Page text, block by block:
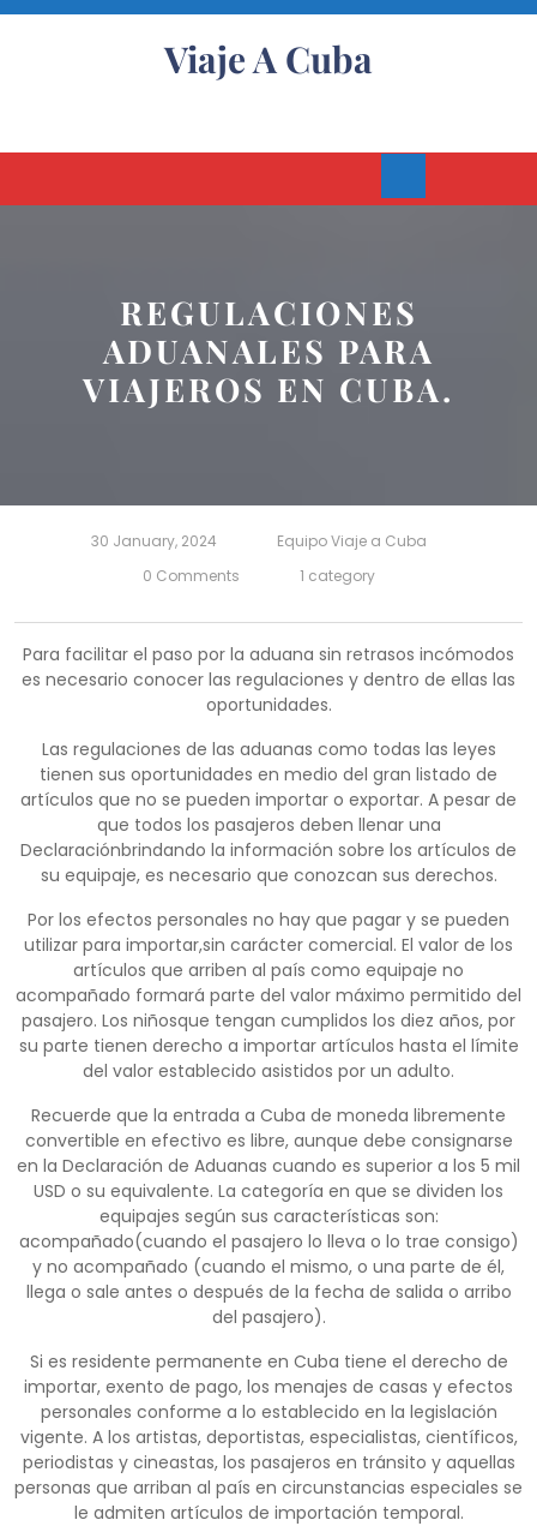
Skip
Viaje A Cuba
Open
REGULACIONES
ADUANALES PARA
VIAJEROS EN CUBA.
30 January, 2024
Equipo Viaje a Cuba
0 Comments
1 category
Para facilitar el paso por la aduana sin retrasos incómodos
es necesario conocer las regulaciones y dentro de ellas las
oportunidades.
Las regulaciones de las aduanas como todas las leyes
tienen sus oportunidades en medio del gran listado de
artículos que no se pueden importar o exportar. A pesar de
que todos los pasajeros deben llenar una
Declaraciónbrindando la información sobre los artículos de
su equipaje, es necesario que conozcan sus derechos.
Por los efectos personales no hay que pagar y se pueden
utilizar para importar,sin carácter comercial. El valor de los
artículos que arriben al país como equipaje no
acompañado formará parte del valor máximo permitido del
pasajero. Los niñosque tengan cumplidos los diez años, por
su parte tienen derecho a importar artículos hasta el límite
del valor establecido asistidos por un adulto.
Recuerde que la entrada a Cuba de moneda libremente
convertible en efectivo es libre, aunque debe consignarse
en la Declaración de Aduanas cuando es superior a los 5 mil
USD o su equivalente. La categoría en que se dividen los
equipajes según sus características son:
acompañado(cuando el pasajero lo lleva o lo trae consigo)
y no acompañado (cuando el mismo, o una parte de él,
llega o sale antes o después de la fecha de salida o arribo
del pasajero).
Si es residente permanente en Cuba tiene el derecho de
importar, exento de pago, los menajes de casas y efectos
personales conforme a lo establecido en la legislación
vigente. A los artistas, deportistas, especialistas, científicos,
periodistas y cineastas, los pasajeros en tránsito y aquellas
personas que arriban al país en circunstancias especiales se
le admiten artículos de importación temporal.